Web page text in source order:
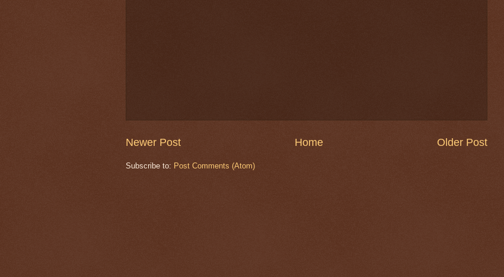
Newer Post Older Post
Home
Subscribe to: Post Comments (Atom)